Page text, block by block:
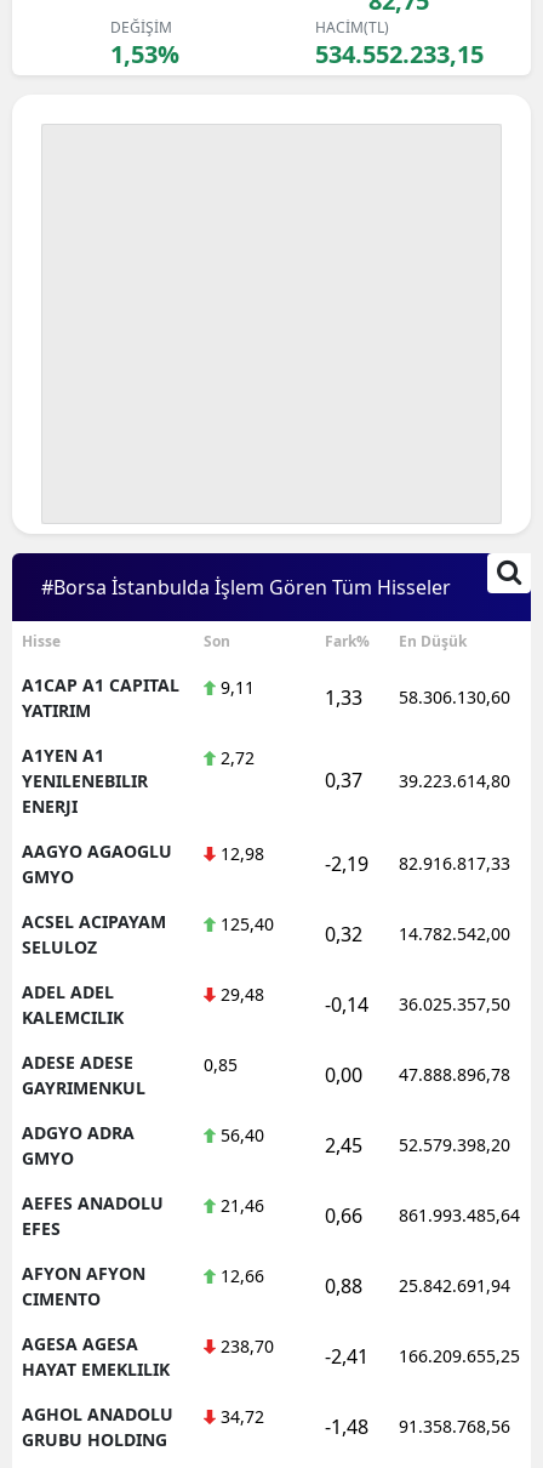
DEĞİŞİM
1,53%
HACİM(TL)
534.552.233,15
#Borsa İstanbulda İşlem Gören Tüm Hisseler
Hisse Son Fark% En Düşük
A1CAP A1 CAPITAL
YATIRIM
9,11 1,33 58.306.130,60
A1YEN A1
YENILENEBILIR
ENERJI
2,72
0,37 39.223.614,80
AAGYO AGAOGLU
GMYO
12,98 -2,19 82.916.817,33
ACSEL ACIPAYAM
SELULOZ
125,40 0,32 14.782.542,00
ADEL ADEL
KALEMCILIK
29,48 -0,14 36.025.357,50
ADESE ADESE
GAYRIMENKUL
0,85 0,00 47.888.896,78
ADGYO ADRA
GMYO
56,40 2,45 52.579.398,20
AEFES ANADOLU
EFES
21,46 0,66 861.993.485,64
AFYON AFYON
CIMENTO
12,66 0,88 25.842.691,94
AGESA AGESA
HAYAT EMEKLILIK
238,70 -2,41 166.209.655,25
AGHOL ANADOLU
GRUBU HOLDING
34,72 -1,48 91.358.768,56